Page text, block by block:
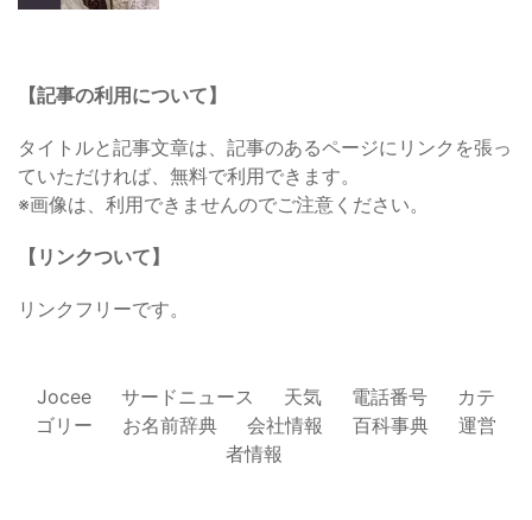
【記事の利用について】
タイトルと記事文章は、記事のあるページにリンクを張っ
ていただければ、無料で利用できます。
※画像は、利用できませんのでご注意ください。
【リンクついて】
リンクフリーです。
Jocee サードニュース 天気 電話番号
カテ
ゴリー
お名前辞典 会社情報 百科事典
運営
者情報